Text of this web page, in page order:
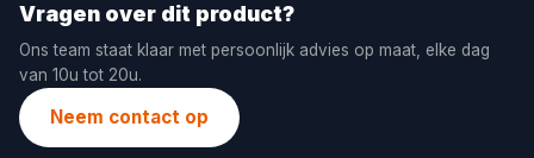
Vragen over dit product?
Ons team staat klaar met persoonlijk advies op maat, elke dag
van 10u tot 20u.
Neem contact op